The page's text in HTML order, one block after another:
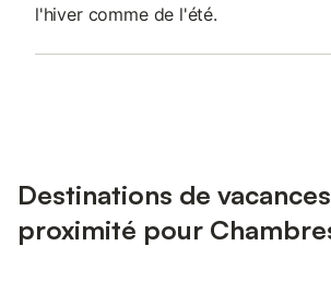
l'hiver comme de l'été.
Destinations de
proximité pour